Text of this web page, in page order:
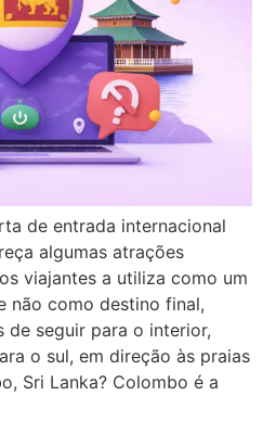
de entrada internacional
algumas atrações
viajantes a utiliza como um
não como destino final,
de seguir para o interior,
o sul, em direção às praias
Sri Lanka? Colombo é a